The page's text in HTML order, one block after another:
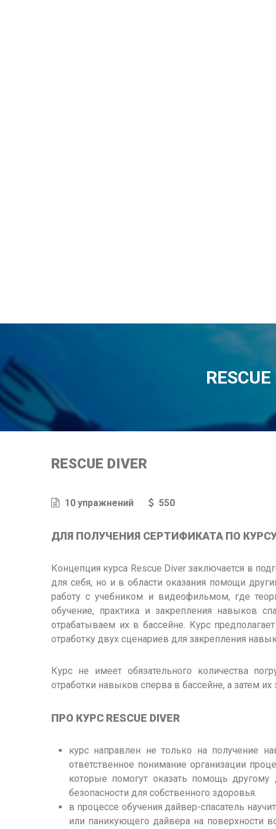
RESCUE DIVER
10 упражнений 550
ДЛЯ ПОЛУЧЕНИЯ СЕРТИФИКАТА ПО КУРСУ
Концепция курса Rescue Diver заключается в
для себя, но и в области оказания помощи
работу с учебником и видеофильмом, где
обучение, практика и закрепления навыков
отрабатываем их в бассейне. Курс
отработку двух сценариев для закрепления
Курс не имеет обязательного количества
отработки навыков сперва в бассейне, а затем
ПРО КУРС RESCUE DIVER
курс направлен не только на получение
ответственное понимание организации
которые помогут оказать помощь
безопасности для собственного здоровья.
в процессе обучения дайвер-спасатель
или паникующего дайвера на поверхности